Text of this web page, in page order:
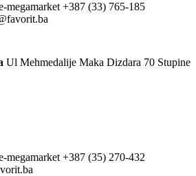
+387 (33) 765-185
Ul Mehmedalije Maka Dizdara 70 Stupine
+387 (35) 270-432